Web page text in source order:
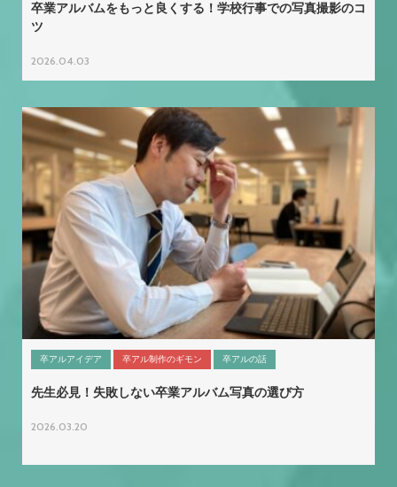
卒業アルバムをもっと良くする！学校行事での写真撮影のコ
ツ
2026.04.03
卒アルアイデア 卒アル制作のギモン 卒アルの話
先生必見！失敗しない卒業アルバム写真の選び方
2026.03.20